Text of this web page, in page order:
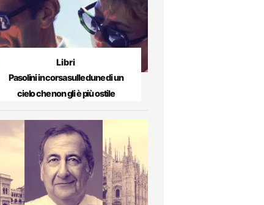
Libri
Pasolini in corsa sulle dune di un
cielo che non gli è più ostile